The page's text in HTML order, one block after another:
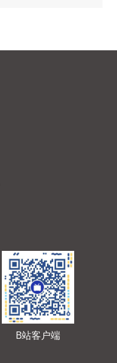
B站客户端